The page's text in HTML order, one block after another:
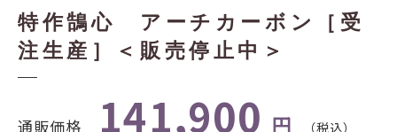
特作鵠心 アーチカーボン［受
注生産］＜販売停止中＞
通販価格 141,900 円 （税込）